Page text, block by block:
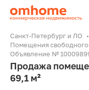
Санкт-Петербург и ЛО
Помещения свободного
Объявление №
Продажа
69,1 м²